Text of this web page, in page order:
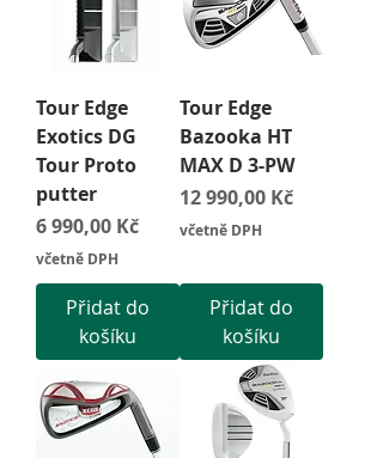
Tour Edge
Exotics DG
Tour Proto
putter
Cena
6 990,00 Kč
včetně DPH
Přidat do
košíku
Tour Edge
Bazooka HT
MAX D 3-PW
Cena
12 990,00 Kč
včetně DPH
Přidat do
košíku